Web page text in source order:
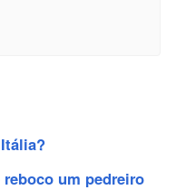
um pedreiro